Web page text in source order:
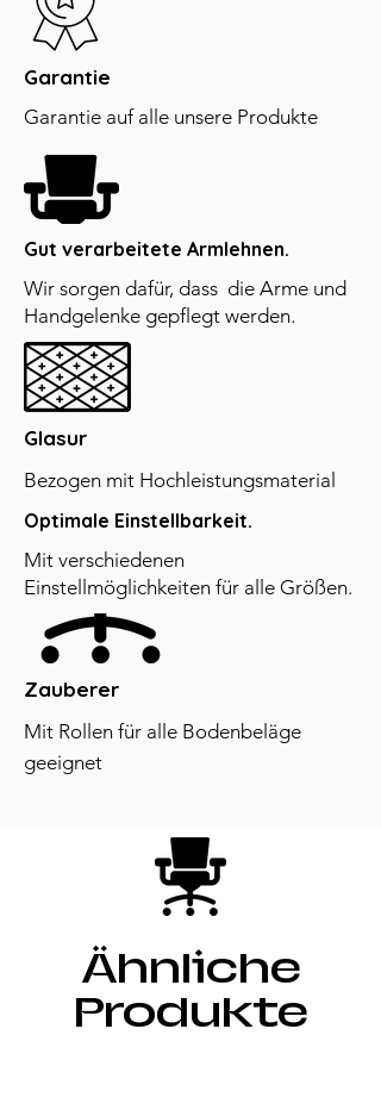
Garantie
Garantie auf alle unsere Produkte
Gut verarbeitete Armlehnen.
Wir sorgen dafür, dass die Arme und
Handgelenke gepflegt werden.
Glasur
Bezogen mit Hochleistungsmaterial
Optimale Einstellbarkeit.
Mit verschiedenen
Einstellmöglichkeiten für alle Größen.
Zauberer
Mit Rollen für alle Bodenbeläge
geeignet
Ähnliche
Produkte